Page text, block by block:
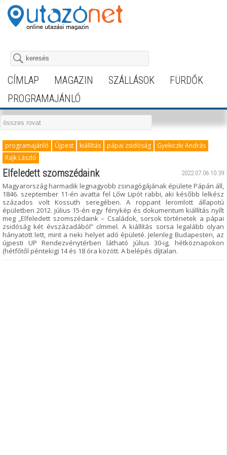
CÍMLAP MAGAZIN SZÁLLÁSOK
FÜRDŐK
PROGRAMAJÁNLÓ
programajánló Újpest kiállítás pápai zsidóság
Gyekiczki András
Rajk László
2022.07.06 10:39
Elfeledett szomszédaink
Magyarország harmadik legnagyobb zsinagógájának épülete Pápán áll,
1846. szeptember 11-én avatta fel Lőw Lipót rabbi, aki később lelkész
százados volt Kossuth seregében. A roppant leromlott állapotú
épületben 2012. július 15-én egy fénykép és dokumentum kiállítás nyílt
meg „Elfeledett szomszédaink – Családok, sorsok történetek a pápai
zsidóság két évszázadából” címmel. A kiállítás sorsa legalább olyan
hányatott lett, mint a neki helyet adó épületé. Jelenleg Budapesten, az
újpesti UP Rendezvénytérben látható július 30-ig, hétköznapokon
(hétfőtől péntekig) 14 és 18 óra között. A belépés díjtalan.